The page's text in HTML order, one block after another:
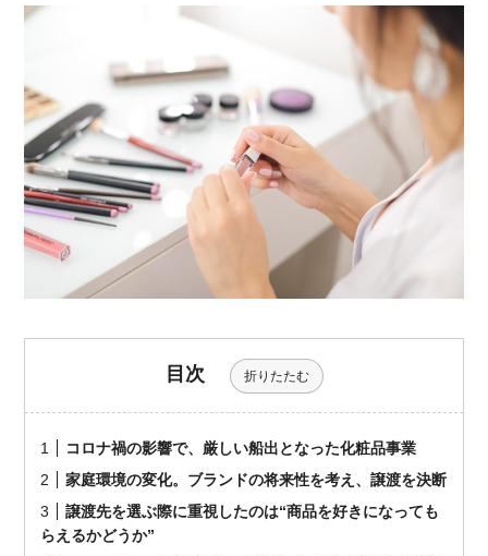
買いたい方へ
M&A専門家の方へ
目次 折りたたむ
コロナ禍の影響で、厳しい船出となった化粧品事業
家庭環境の変化。ブランドの将来性を考え、譲渡を決断
譲渡先を選ぶ際に重視したのは“商品を好きになっても
らえるかどうか”